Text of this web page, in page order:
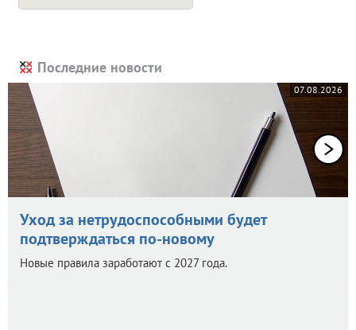
Последние новости
07.08.2026
Уход за нетрудоспособными будет
подтверждаться по-новому
Новые правила заработают с 2027 года.